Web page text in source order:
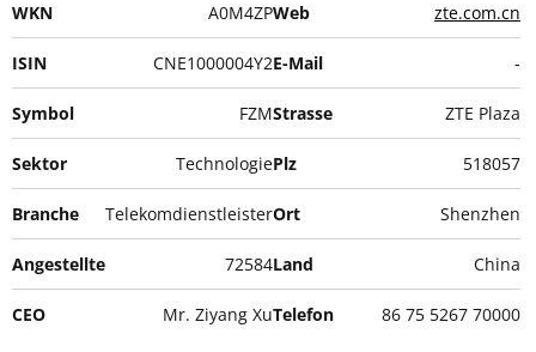
WKN A0M4ZP
ISIN CNE1000004Y2
Symbol FZM
Sektor Technologie
Branche Telekomdienstleister
Angestellte 72584
CEO Mr. Ziyang Xu
Web zte.com.cn
E-Mail -
Strasse ZTE Plaza
Plz 518057
Ort Shenzhen
Land China
Telefon 86 75 5267 70000